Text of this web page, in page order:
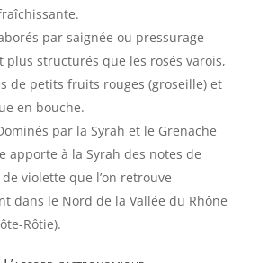
par saignée ou pressurage
plus structurés que les rosés varois,
de petits fruits rouges (groseille) et
en bouche.
par la Syrah et le Grenache
apporte à la Syrah des notes de
violette que l’on retrouve
dans le Nord de la Vallée du Rhône
Rôtie).